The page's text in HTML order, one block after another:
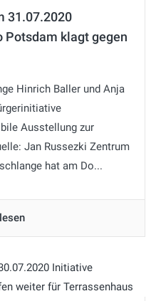
31.07.2020
Potsdam klagt gegen
Hinrich Baller und Anja
Ausstellung zur
Jan Russezki Zentrum
hat am Do...